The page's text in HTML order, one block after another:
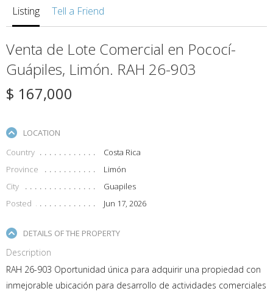
Listing Tell a Friend
Venta de Lote Comercial en Pococí-
Guápiles, Limón. RAH 26-903
$ 167,000
LOCATION
Country
Costa Rica
Province
Limón
City
Guapiles
Posted
Jun 17, 2026
DETAILS OF THE PROPERTY
Description
RAH 26-903 Oportunidad única para adquirir una propiedad con
inmejorable ubicación para desarrollo de actividades comerciales